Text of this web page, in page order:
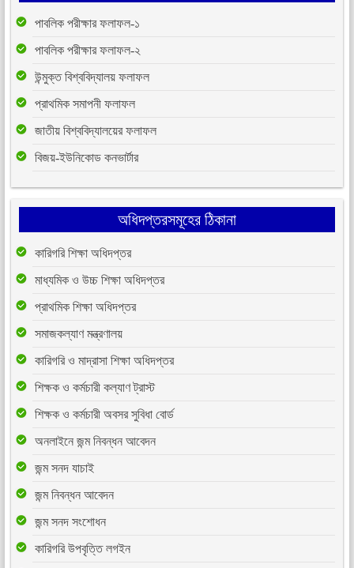
পাবলিক পরীক্ষার ফলাফল-১
পাবলিক পরীক্ষার ফলাফল-২
উন্মুক্ত বিশ্ববিদ্যালয় ফলাফল
প্রাথমিক সমাপনী ফলাফল
জাতীয় বিশ্ববিদ্যালয়ের ফলাফল
বিজয়-ইউনিকোড কনভার্টার
অধিদপ্তরসমূহের ঠিকানা
কারিগরি শিক্ষা অধিদপ্তর
মাধ্যমিক ও উচ্চ শিক্ষা অধিদপ্তর
প্রাথমিক শিক্ষা অধিদপ্তর
সমাজকল্যাণ মন্ত্রণালয়
কারিগরি ও মাদ্রাসা শিক্ষা অধিদপ্তর
শিক্ষক ও কর্মচারী কল্যাণ ট্রাস্ট
শিক্ষক ও কর্মচারী অবসর সুবিধা বোর্ড
অনলাইনে জন্ম নিবন্ধন আবেদন
জন্ম সনদ যাচাই
জন্ম নিবন্ধন আবেদন
জন্ম সনদ সংশোধন
কারিগরি উপবৃত্তি লগইন